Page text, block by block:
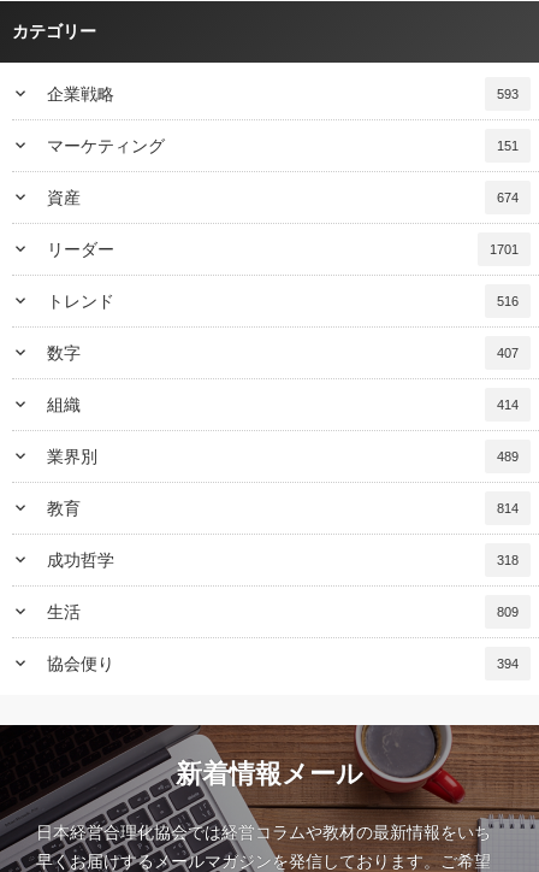
カテゴリー
keyboard_arrow_down 企業戦略 593
keyboard_arrow_down マーケティング 151
keyboard_arrow_down 資産 674
keyboard_arrow_down リーダー 1701
keyboard_arrow_down トレンド 516
keyboard_arrow_down 数字 407
keyboard_arrow_down 組織 414
keyboard_arrow_down 業界別 489
keyboard_arrow_down 教育 814
keyboard_arrow_down 成功哲学 318
keyboard_arrow_down 生活 809
keyboard_arrow_down 協会便り 394
新着情報メール
日本経営合理化協会では経営コラムや教材の最新情報をいち
早くお届けするメールマガジンを発信しております。ご希望